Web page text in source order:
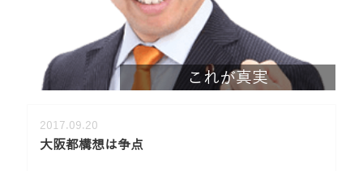
これが真実
2017.09.20
大阪都構想は争点